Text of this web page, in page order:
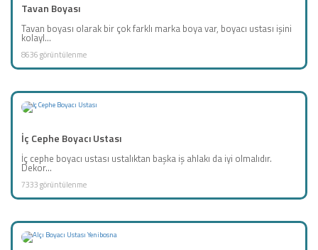
Tavan Boyası
Tavan boyası olarak bir çok farklı marka boya var, boyacı ustası işini
kolayl...
8636 görüntülenme
İç Cephe Boyacı Ustası
İç cephe boyacı ustası ustalıktan başka iş ahlakı da iyi olmalıdır.
Dekor...
7333 görüntülenme